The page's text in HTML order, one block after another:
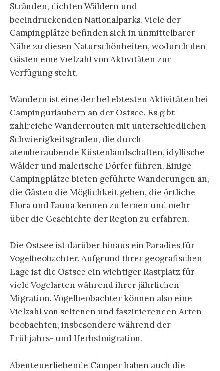
Stränden, dichten Wäldern und
beeindruckenden Nationalparks. Viele der
Campingplätze befinden sich in unmittelbarer
Nähe zu diesen Naturschönheiten, wodurch den
Gästen eine Vielzahl von Aktivitäten zur
Verfügung steht.
Wandern ist eine der beliebtesten Aktivitäten bei
Campingurlaubern an der Ostsee. Es gibt
zahlreiche Wanderrouten mit unterschiedlichen
Schwierigkeitsgraden, die durch
atemberaubende Küstenlandschaften, idyllische
Wälder und malerische Dörfer führen. Einige
Campingplätze bieten geführte Wanderungen an,
die Gästen die Möglichkeit geben, die örtliche
Flora und Fauna kennen zu lernen und mehr
über die Geschichte der Region zu erfahren.
Die Ostsee ist darüber hinaus ein Paradies für
Vogelbeobachter. Aufgrund ihrer geografischen
Lage ist die Ostsee ein wichtiger Rastplatz für
viele Vogelarten während ihrer jährlichen
Migration. Vogelbeobachter können also eine
Vielzahl von seltenen und faszinierenden Arten
beobachten, insbesondere während der
Frühjahrs- und Herbstmigration.
Abenteuerliebende Camper haben auch die